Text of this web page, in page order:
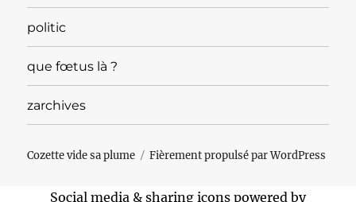
politic
que fœtus là ?
zarchives
Cozette vide sa plume Fièrement propulsé par WordPress
Social media & sharing icons powered by